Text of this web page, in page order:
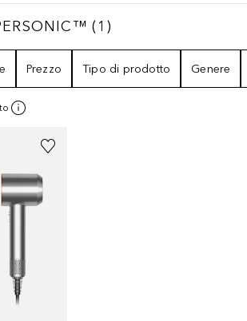
1
(1 )
Prezzo Tipo di prodotto Genere